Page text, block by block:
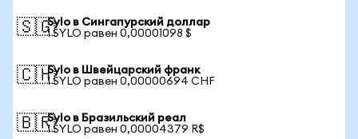
🇸🇬Sylo в Сингапурский доллар
1 SYLO равен 0,00001098 $
🇨🇭Sylo в Швейцарский франк
1 SYLO равен 0,00000694 CHF
🇧🇷Sylo в Бразильский реал
1 SYLO равен 0,00004379 R$